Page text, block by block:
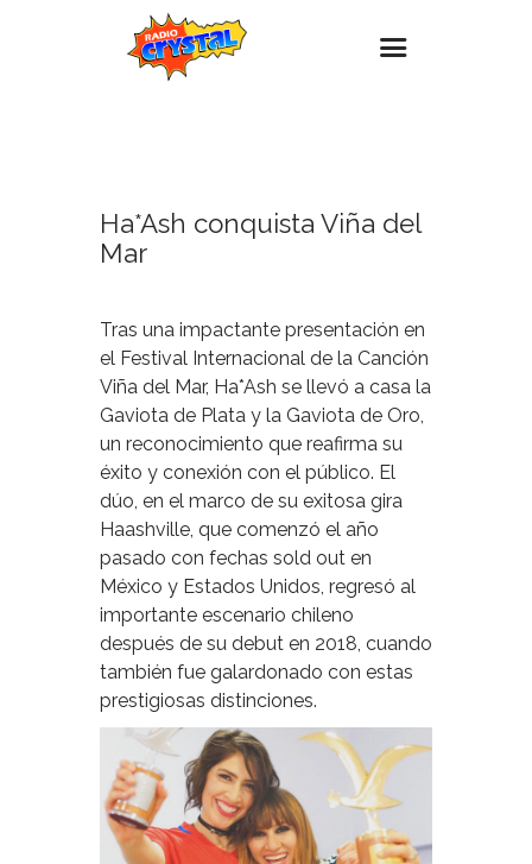
Eventos
Para ti
Contacto
Ha*Ash conquista Viña del
Mar
Tras una impactante presentación en
el Festival Internacional de la Canción
Viña del Mar, Ha*Ash se llevó a casa la
Gaviota de Plata y la Gaviota de Oro,
un reconocimiento que reafirma su
éxito y conexión con el público. El
dúo, en el marco de su exitosa gira
Haashville, que comenzó el año
pasado con fechas sold out en
México y Estados Unidos, regresó al
importante escenario chileno
después de su debut en 2018, cuando
también fue galardonado con estas
prestigiosas distinciones.